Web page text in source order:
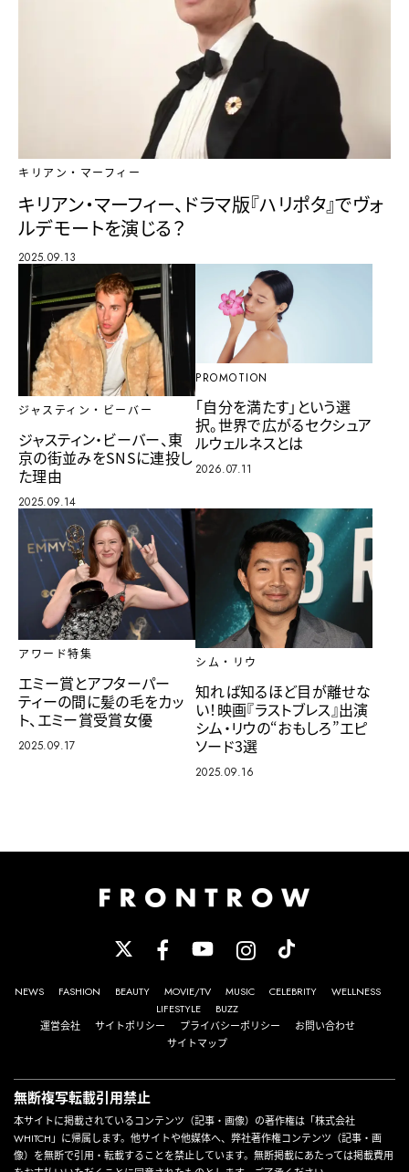
キリアン・マーフィー
キリアン・マーフィー、ドラマ版『ハリポタ』でヴォ
ルデモートを演じる？
2025.09.13
ジャスティン・ビーバー
ジャスティン・ビーバー、東
京の街並みをSNSに連投し
た理由
2025.09.14
PROMOTION
「自分を満たす」という選
択。世界で広がるセクシュア
ルウェルネスとは
2026.07.11
アワード特集
エミー賞とアフターパー
ティーの間に髪の毛をカッ
ト、エミー賞受賞女優
2025.09.17
シム・リウ
知れば知るほど目が離せな
い！映画『ラストブレス』出演
シム・リウの“おもしろ”エピ
ソード3選
2025.09.16
NEWS FASHION BEAUTY MOVIE/TV MUSIC CELEBRITY
WELLNESS
LIFESTYLE
BUZZ
運営会社
サイトポリシー プライバシーポリシー
お問い合わせ
サイトマップ
無断複写転載引用禁止
本サイトに掲載されているコンテンツ（記事・画像）の著作権は「株式会社
WHITCH」に帰属します。他サイトや他媒体へ、弊社著作権コンテンツ（記事・画
像）を無断で引用・転載することを禁止しています。無断掲載にあたっては掲載費用